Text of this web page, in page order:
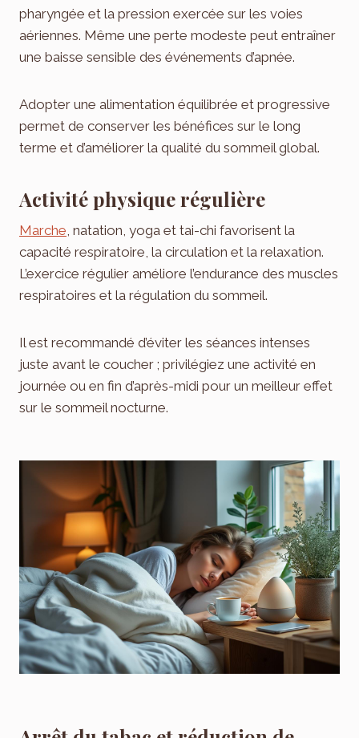
pharyngée et la pression exercée sur les voies
aériennes. Même une perte modeste peut entraîner
une baisse sensible des événements d’apnée.
Adopter une alimentation équilibrée et progressive
permet de conserver les bénéfices sur le long
terme et d’améliorer la qualité du sommeil global.
Activité physique régulière
Marche , natation, yoga et tai-chi favorisent la
capacité respiratoire, la circulation et la relaxation.
L’exercice régulier améliore l’endurance des muscles
respiratoires et la régulation du sommeil.
Il est recommandé d’éviter les séances intenses
juste avant le coucher ; privilégiez une activité en
journée ou en fin d’après-midi pour un meilleur effet
sur le sommeil nocturne.